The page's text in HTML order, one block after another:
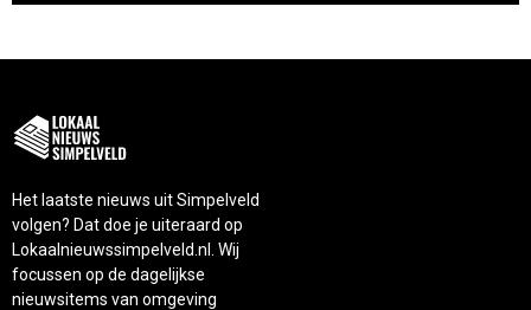
Het laatste nieuws uit Simpelveld
volgen? Dat doe je uiteraard op
Lokaalnieuwssimpelveld.nl. Wij
focussen op de dagelijkse
nieuwsitems van omgeving